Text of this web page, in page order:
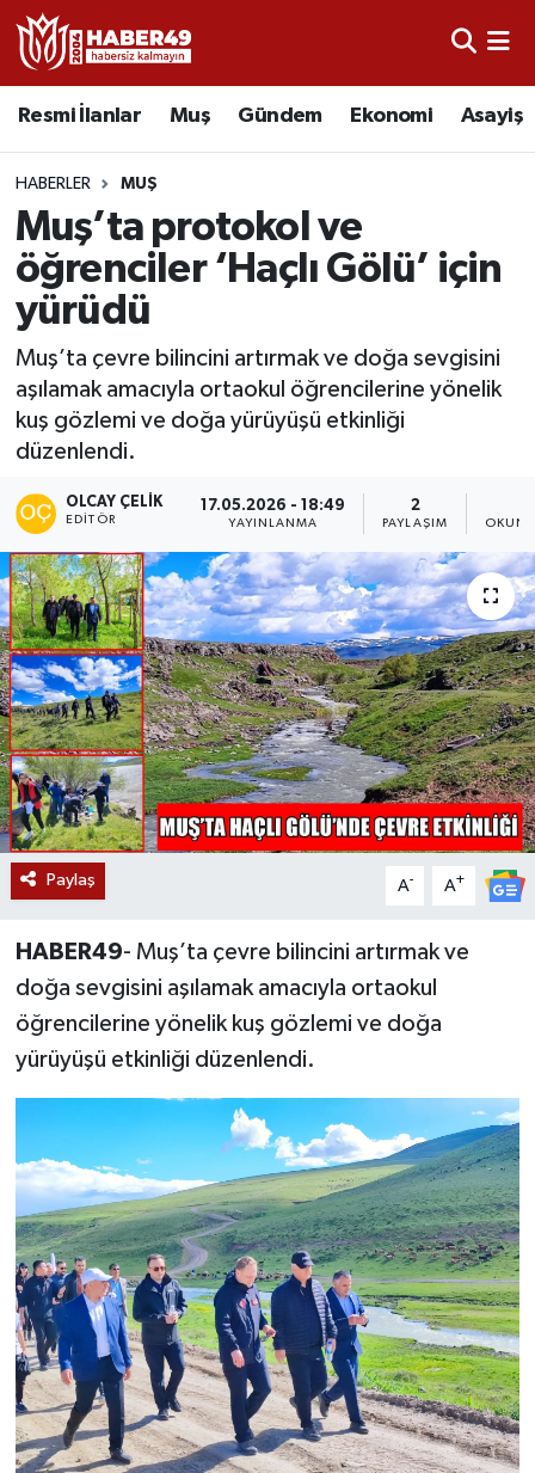
Resmi İlanlar Muş Gündem Ekonomi Asayiş
HABERLER MUŞ
Muş’ta protokol ve
öğrenciler ‘Haçlı Gölü’ için
yürüdü
Muş’ta çevre bilincini artırmak ve doğa sevgisini
aşılamak amacıyla ortaokul öğrencilerine yönelik
kuş gözlemi ve doğa yürüyüşü etkinliği
düzenlendi.
OLCAY ÇELIK
EDITÖR
17.05.2026 - 18:49
YAYINLANMA
2
PAYLAŞIM
Paylaş A- A+
HABER49- Muş’ta çevre bilincini artırmak ve
doğa sevgisini aşılamak amacıyla ortaokul
öğrencilerine yönelik kuş gözlemi ve doğa
yürüyüşü etkinliği düzenlendi.
Resmi İlanlar
Asayiş
Bölge
Eğitim
Sağlık
Gündem
Spor
Siyaset
Teknoloji
Kültür Sanat
Muş
Hasköy
Korkut
Bulanık
Malazgirt
Varto
Uşak Nöbetçi Eczaneler
Uşak Hava Durumu
Uşak Namaz Vakitleri
Uşak Trafik Yoğunluk Haritası
Tüm Manşetler
Son Dakika Haberleri
Haber Arşivi